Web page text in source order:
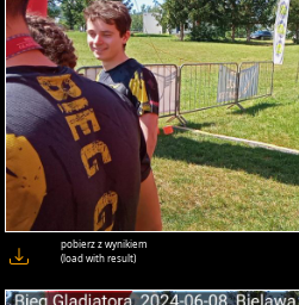
pobierz z wynikiem
(load with result)